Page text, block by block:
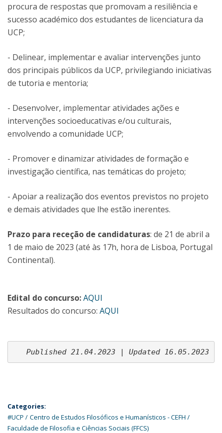
procura de respostas que promovam a resiliência e
sucesso académico dos estudantes de licenciatura da
UCP;
- Delinear, implementar e avaliar intervenções junto
dos principais públicos da UCP, privilegiando iniciativas
de tutoria e mentoria;
- Desenvolver, implementar atividades ações e
intervenções socioeducativas e/ou culturais,
envolvendo a comunidade UCP;
- Promover e dinamizar atividades de formação e
investigação científica, nas temáticas do projeto;
- Apoiar a realização dos eventos previstos no projeto
e demais atividades que lhe estão inerentes.
Prazo para receção de candidaturas: de 21 de abril a
1 de maio de 2023 (até às 17h, hora de Lisboa, Portugal
Continental).
Edital do concurso:AQUI
Resultados do concurso: AQUI
Published 21.04.2023 | Updated 16.05.2023
Categories:
#UCP
Centro de Estudos Filosóficos e Humanísticos - CEFH
Faculdade de Filosofia e Ciências Sociais (FFCS)